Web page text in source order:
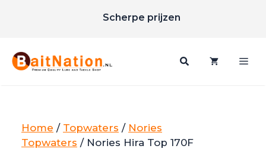
inhoud
Scherpe prijzen
Home / Topwaters / Nories
Topwaters / Nories Hira Top 170F